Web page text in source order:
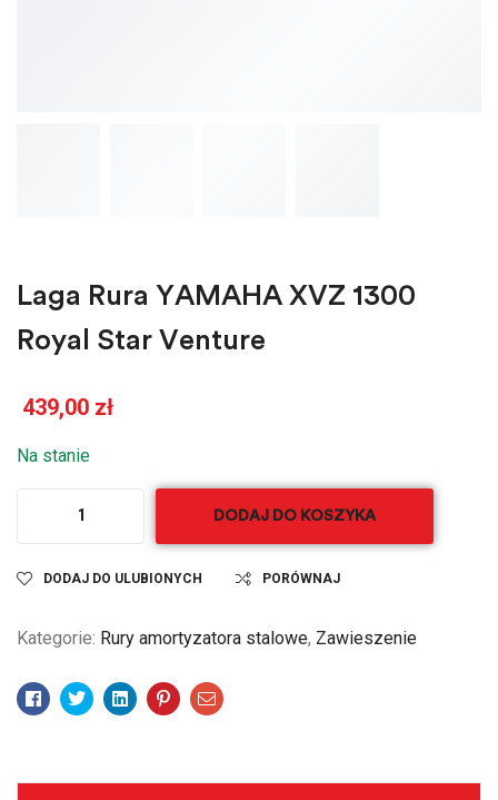
Laga Rura YAMAHA XVZ 1300
Royal Star Venture
439,00 zł
Na stanie
DODAJ DO KOSZYKA
DODAJ DO ULUBIONYCH PORÓWNAJ
Kategorie: Rury amortyzatora stalowe, Zawieszenie
Facebook
TwitterLinkedinPinterestEmail